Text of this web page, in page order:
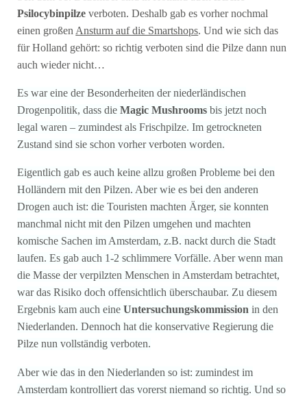
Psilocybinpilze verboten. Deshalb gab es vorher nochmal
einen großenAnsturm auf die Smartshops. Und wie sich das
für Holland gehört: so richtig verboten sind die Pilze dann nun
auch wieder nicht…
Es war eine der Besonderheiten der niederländischen
Drogenpolitik, dass dieMagic Mushrooms bis jetzt noch
legal waren – zumindest als Frischpilze. Im getrockneten
Zustand sind sie schon vorher verboten worden.
Eigentlich gab es auch keine allzu großen Probleme bei den
Holländern mit den Pilzen. Aber wie es bei den anderen
Drogen auch ist: die Touristen machten Ärger, sie konnten
manchmal nicht mit den Pilzen umgehen und machten
komische Sachen im Amsterdam, z.B. nackt durch die Stadt
laufen. Es gab auch 1-2 schlimmere Vorfälle. Aber wenn man
die Masse der verpilzten Menschen in Amsterdam betrachtet,
war das Risiko doch offensichtlich überschaubar. Zu diesem
Ergebnis kam auch eineUntersuchungskommission in den
Niederlanden. Dennoch hat die konservative Regierung die
Pilze nun vollständig verboten.
Aber wie das in den Niederlanden so ist: zumindest im
Amsterdam kontrolliert das vorerst niemand so richtig. Und so